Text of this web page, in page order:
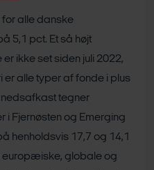
alle danske
5,1 pct. Et så højt
ikke set siden juli 2022,
alle typer af fonde i plus
tegner
i Fjernøsten og Emerging
henholdsvis 17,7 og 14,1
europæiske, globale og